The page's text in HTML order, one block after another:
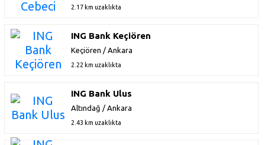
2.17 km uzaklıkta
ING Bank Keçiören
Keçiören / Ankara
2.22 km uzaklıkta
ING Bank Ulus
Altındağ / Ankara
2.43 km uzaklıkta